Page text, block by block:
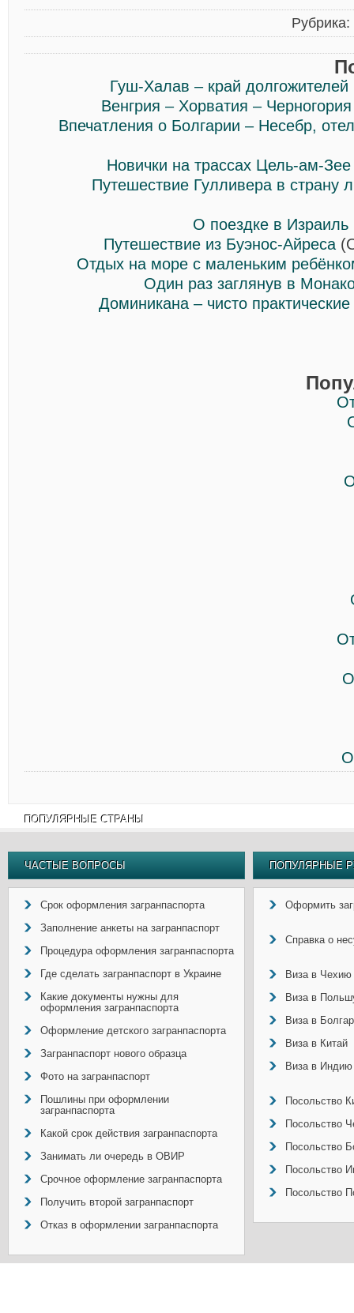
Рубрика:
Гуш-Халав – край долгожителей
Венгрия – Хорватия – Черногория
Впечатления о Болгарии – Несебр,
Новички на трассах Цель-ам-Зее
Путешествие Гулливера в страну
О поездке в Израиль
Путешествие из Буэнос-Айреса
Отдых на море с маленьким
Один раз заглянув в
Доминикана – чисто
ПОПУЛЯРНЫЕ СТРАНЫ
ЧАСТЫЕ ВОПРОСЫ
Срок оформления загранпаспорта
Заполнение анкеты на загранпаспорт
Процедура оформления загранпаспорта
Где сделать загранпаспорт в Украине
Какие документы нужны для
оформления загранпаспорта
Оформление детского загранпаспорта
Загранпаспорт нового образца
Фото на загранпаспорт
Пошлины при оформлении
загранпаспорта
Какой срок действия загранпаспорта
Занимать ли очередь в ОВИР
Срочное оформление загранпаспорта
Получить второй загранпаспорт
Отказ в оформлении загранпаспорта
ПОПУЛЯРНЫЕ
Оформить
Справка о
Виза в Чехию
Виза в
Виза в
Виза в Китай
Виза в Индию
Посольство
Посольство
Посольство
Посольство
Посольство